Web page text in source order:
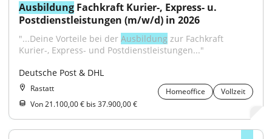
Ausbildung Fachkraft Kurier-, Express- u.
Postdienstleistungen (m/w/d) in 2026
"...Deine Vorteile bei der Ausbildung zur Fachkraft
Kurier-, Express- und Postdienstleistungen..."
Deutsche Post & DHL
Rastatt Homeoffice
Vollzeit
Von 21.100,00 € bis 37.900,00 €